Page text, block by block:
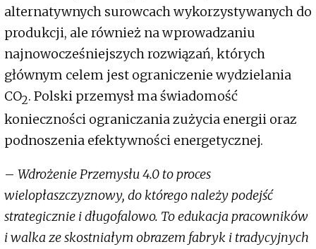
alternatywnych surowcach wykorzystywanych do
produkcji, ale również na wprowadzaniu
najnowocześniejszych rozwiązań, których
głównym celem jest ograniczenie wydzielania
CO2. Polski przemysł ma świadomość
konieczności ograniczania zużycia energii oraz
podnoszenia efektywności energetycznej.
– Wdrożenie Przemysłu 4.0 to proces
wielopłaszczyznowy, do którego należy podejść
strategicznie i długofalowo. To edukacja pracowników
i walka ze skostniałym obrazem fabryk i tradycyjnych